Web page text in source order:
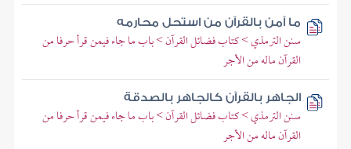
ما آمن بالقرآن من استحل محارمه
سنن الترمذي > كتاب فضائل القرآن > باب ما جاء فيمن قرأ حرفا من
القرآن ماله من الأجر
الجاهر بالقرآن كالجاهر بالصدقة
سنن الترمذي > كتاب فضائل القرآن > باب ما جاء فيمن قرأ حرفا من
القرآن ماله من الأجر